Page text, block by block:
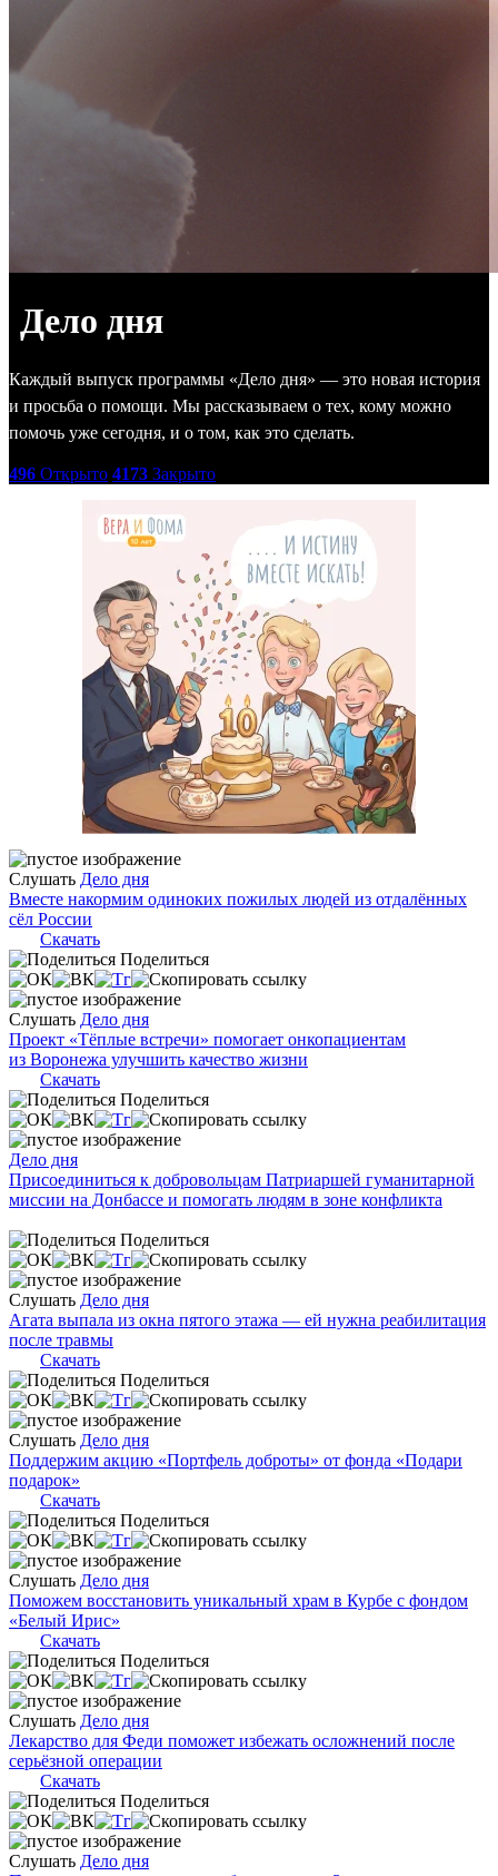
Дело дня
Каждый выпуск программы «Дело дня» — это новая история
и просьба о помощи. Мы рассказываем о тех, кому можно
помочь уже сегодня, и о том, как это сделать.
496 Открыто 4173 Закрыто
Слушать Дело дня
Вместе накормим одиноких пожилых людей из отдалённых
сёл России
Скачать
Поделиться
Слушать Дело дня
Проект «Тёплые встречи» помогает онкопациентам
из Воронежа улучшить качество жизни
Скачать
Поделиться
Дело дня
Присоединиться к добровольцам Патриаршей гуманитарной
миссии на Донбассе и помогать людям в зоне конфликта
Поделиться
Слушать Дело дня
Агата выпала из окна пятого этажа — ей нужна реабилитация
после травмы
Скачать
Поделиться
Слушать Дело дня
Поддержим акцию «Портфель доброты» от фонда «Подари
подарок»
Скачать
Поделиться
Слушать Дело дня
Поможем восстановить уникальный храм в Курбе с фондом
«Белый Ирис»
Скачать
Поделиться
Слушать Дело дня
Лекарство для Феди поможет избежать осложнений после
серьёзной операции
Скачать
Поделиться
Слушать Дело дня